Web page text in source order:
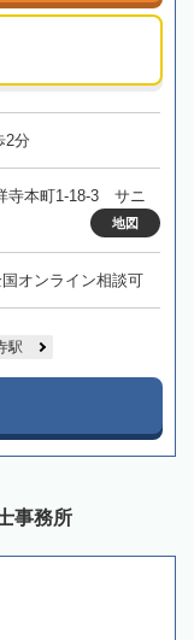
2分
寺本町1-18-3 サニ
地図
オンライン相談可
駅
事務所